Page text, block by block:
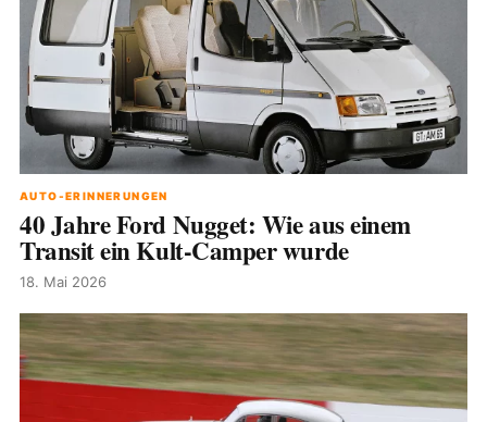
AUTO-ERINNERUNGEN
40 Jahre Ford Nugget: Wie aus einem
Transit ein Kult-Camper wurde
18. Mai 2026